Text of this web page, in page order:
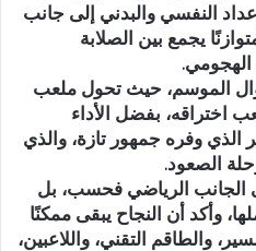
النفسي والبدني إلى جانب
يجمع بين الصلابة
الهجومي.
طوال الموسم، حيث تحول ملعب
اختراقه، بفضل الأداء
الذي وفره جمهور تازة، والذي
الجانب الرياضي فحسب، بل
وأكد أن النجاح يبقى ممكنًا
والطاقم التقني، واللاعبين،